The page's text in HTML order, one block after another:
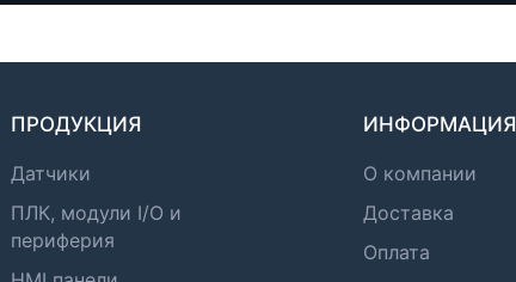
ПРОДУКЦИЯ
Датчики
ПЛК, модули I/O и
периферия
ИНФОРМАЦИЯ
О компании
Доставка
Оплата